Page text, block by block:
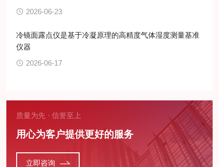
2026-06-23
冷镜面露点仪是基于冷凝原理的高精度气体湿度测量基准
仪器
2026-06-17
质量为先 · 信誉至上
用心为客户提供更好的服务
立即咨询